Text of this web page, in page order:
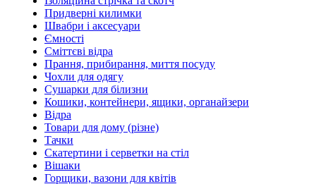
Придверні килимки
Швабри і аксесуари
Ємності
Сміттєві відра
Прання, прибирання, миття посуду
Чохли для одягу
Сушарки для білизни
Кошики, контейнери, ящики, органайзери
Відра
Товари для дому (різне)
Тачки
Скатертини і серветки на стіл
Вішаки
Горщики, вазони для квітів